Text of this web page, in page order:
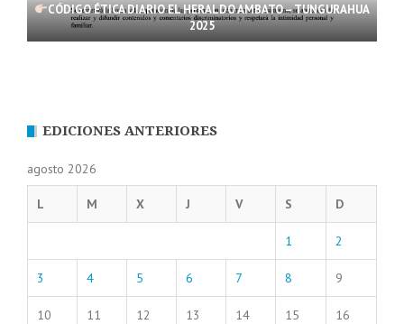
CÓDIGO ÉTICA DIARIO EL HERALDO AMBATO – TUNGURAHUA
2025
EDICIONES ANTERIORES
agosto 2026
L M X J V S D
1 2
3 4 5 6 7 8 9
10 11 12 13 14 15 16